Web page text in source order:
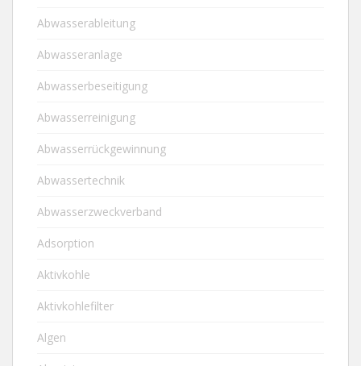
Abwasserableitung
Abwasseranlage
Abwasserbeseitigung
Abwasserreinigung
Abwasserrückgewinnung
Abwassertechnik
Abwasserzweckverband
Adsorption
Aktivkohle
Aktivkohlefilter
Algen